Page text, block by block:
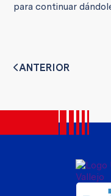
para continuar
ANTERIOR